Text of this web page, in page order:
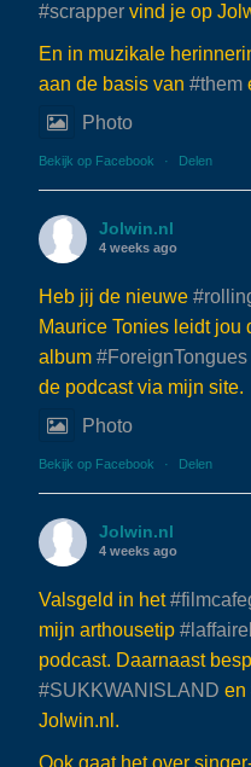
#scrapper vind je op
En in muzikale
aan de basis van #them
Photo
Bekijk op Facebook · Delen
Jolwin.nl
4 weeks ago
Heb jij de nieuwe
Maurice Tonies leidt jou
album #ForeignTongues
de podcast via mijn site.
Photo
Bekijk op Facebook · Delen
Jolwin.nl
4 weeks ago
Valsgeld in het
mijn arthousetip
podcast. Daarnaast
#SUKKWANISLAND en
Jolwin.nl.
Ook gaat het over